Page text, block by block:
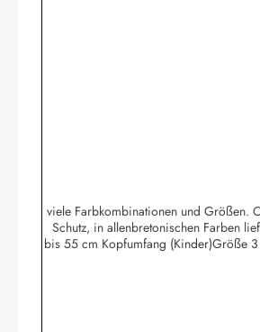
viele Farbkombinationen und Größen.
Schutz, in allenbretonischen Farben
bis 55 cm Kopfumfang (Kinder)Größe